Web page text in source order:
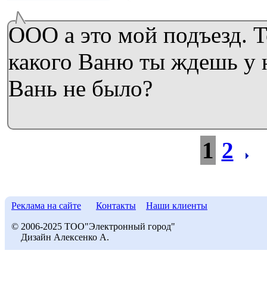
ООО а это мой подъезд.
какого Ваню ты ждешь у
Вань не было?
1 2
Реклама на сайте Контакты Наши клиенты
© 2006-2025 ТОО"Электронный город"
Дизайн Алексенко А.